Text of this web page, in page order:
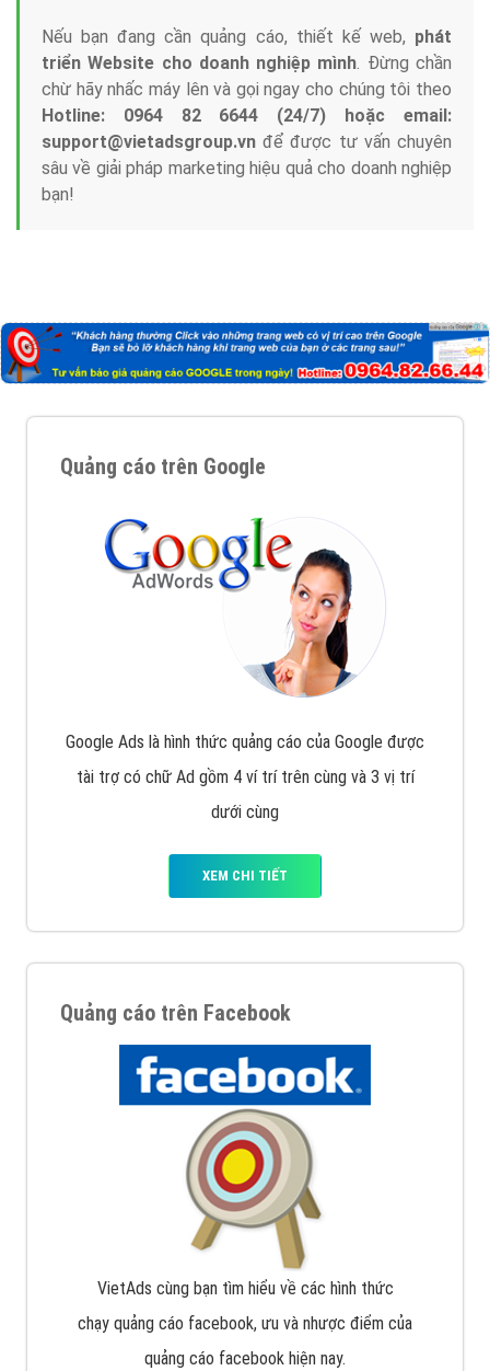
Nếu bạn đang cần quảng cáo, thiết kế web, phát
triển Website cho doanh nghiệp mình. Đừng chần
chừ hãy nhấc máy lên và gọi ngay cho chúng tôi theo
Hotline: 0964 82 6644 (24/7) hoặc email:
support@vietadsgroup.vn để được tư vấn chuyên
sâu về giải pháp marketing hiệu quả cho doanh nghiệp
bạn!
Quảng cáo trên Google
Google Ads là hình thức quảng cáo của Google được
tài trợ có chữ Ad gồm 4 ví trí trên cùng và 3 vị trí
dưới cùng
XEM CHI TIẾT
Quảng cáo trên Facebook
VietAds cùng bạn tìm hiểu về các hình thức
chạy quảng cáo facebook, ưu và nhược điểm của
quảng cáo facebook hiện nay.